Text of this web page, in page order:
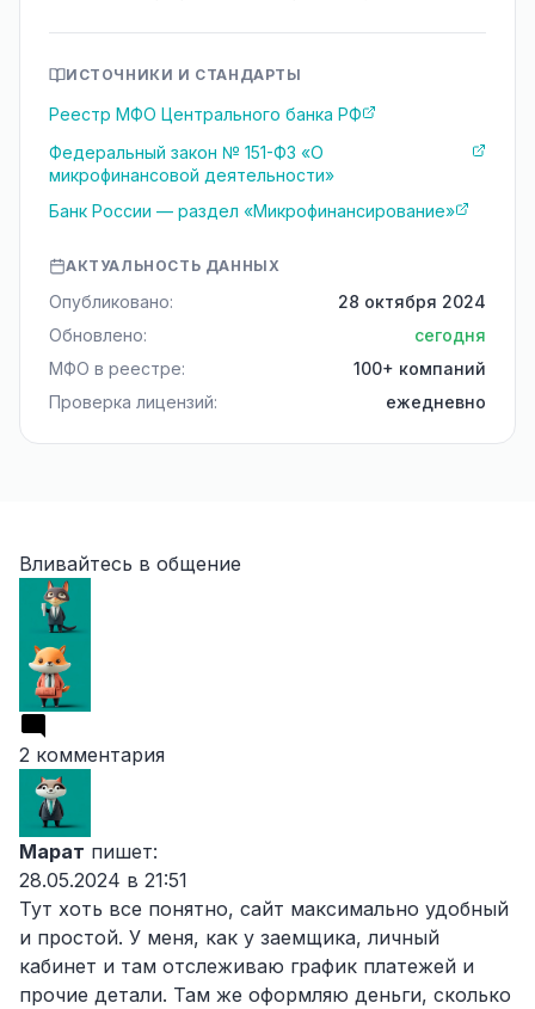
ИСТОЧНИКИ И СТАНДАРТЫ
Реестр МФО Центрального банка РФ
Федеральный закон № 151-ФЗ «О
микрофинансовой деятельности»
Банк России — раздел «Микрофинансирование»
АКТУАЛЬНОСТЬ ДАННЫХ
Опубликовано:
28 октября 2024
Обновлено:
сегодня
МФО в реестре:
100+ компаний
Проверка лицензий:
ежедневно
Вливайтесь в общение
2 комментария
Марат пишет:
28.05.2024 в 21:51
Тут хоть все понятно, сайт максимально удобный
и простой. У меня, как у заемщика, личный
кабинет и там отслеживаю график платежей и
прочие детали. Там же оформляю деньги, сколько